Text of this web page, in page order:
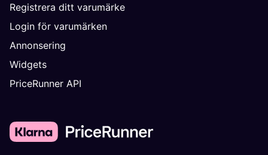
Registrera ditt varumärke
Login för varumärken
Annonsering
Widgets
PriceRunner API